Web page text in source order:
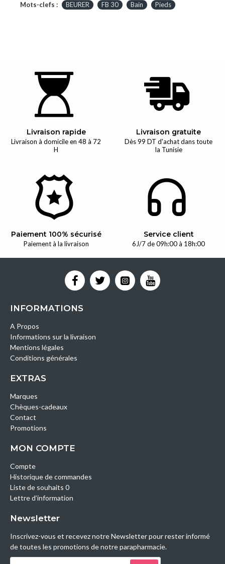
Mots-clefs : BEURER FB 30 Bain Pieds
Livraison rapide
Livraison à domicile en 48 à 72
H
Livraison gratuite
Dès 99 DT d'achat dans toute
la Tunisie
Paiement 100% sécurisé
Paiement à la livraison
Service client
6J/7 de 09h:00 à 18h:00
INFORMATIONS
A Propos
Informations sur la livraison
Mentions légales
Conditions générales
EXTRAS
Marques
Chèques-cadeaux
Contact
Promotions
MON COMPTE
Compte
Historique de commandes
Liste de souhaits 0
Lettre d’information
Newsletter
Inscrivez-vous et recevez notre Newsletter pour rester informé
de toutes les promotions de notre parapharmacie.